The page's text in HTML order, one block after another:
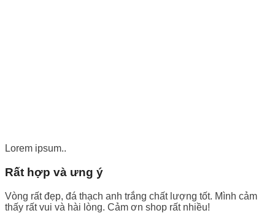
Lorem ipsum..
Rất hợp và ưng ý
Vòng rất đẹp, đá thạch anh trắng chất lượng tốt. Mình cảm
thấy rất vui và hài lòng. Cảm ơn shop rất nhiều!